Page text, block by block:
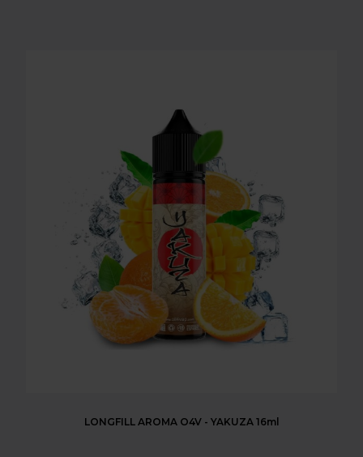
LONGFILL AROMA O4V - YAKUZA 16ml